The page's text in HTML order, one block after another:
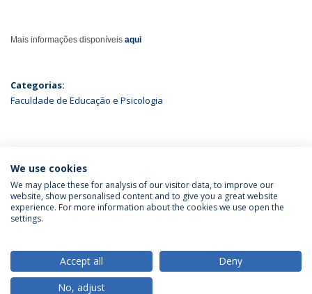
Mais informações disponíveis aqui
Categorias:
Faculdade de Educação e Psicologia
ÚLTIMAS NOTÍCIAS
Política de Privacidade
Termos & Condições
We use cookies
We may place these for analysis of our visitor data, to improve our
website, show personalised content and to give you a great website
experience. For more information about the cookies we use open the
settings.
Accept all
Deny
No, adjust